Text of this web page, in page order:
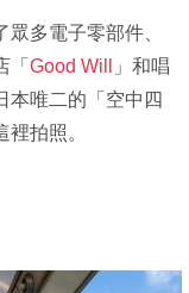
多電子零部件、
「 Good Will
」和唱
本唯二的「空中四
拍照。